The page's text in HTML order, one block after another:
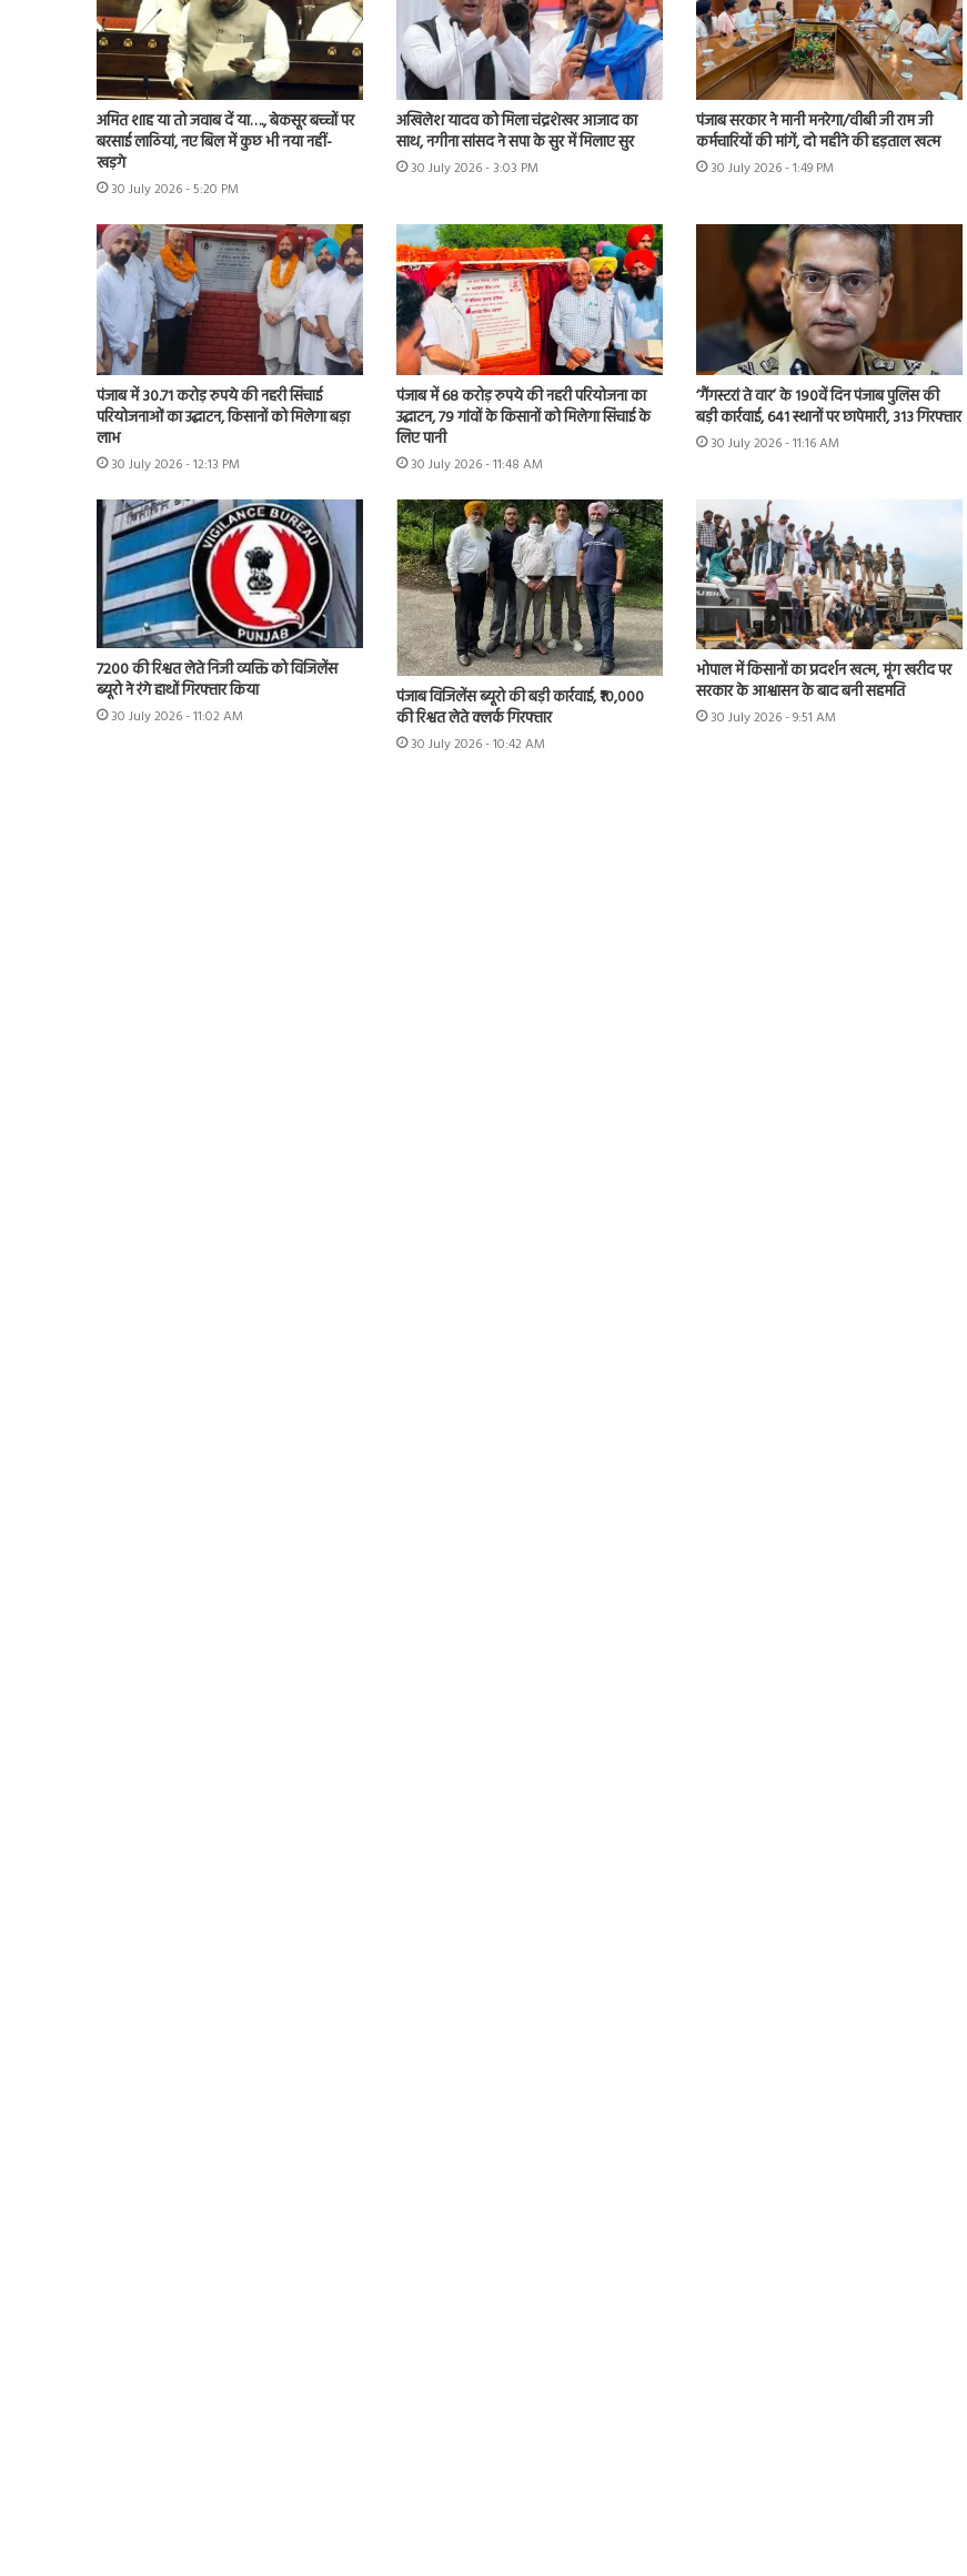
अमित शाह या तो जवाब दें या…., बेकसूर बच्चों पर
बरसाई लाठियां, नए बिल में कुछ भी नया नहीं-
खड़गे
30 July 2026 - 5:20 PM
अखिलेश यादव को मिला चंद्रशेखर आजाद का
साथ, नगीना सांसद ने सपा के सुर में मिलाए सुर
30 July 2026 - 3:03 PM
पंजाब सरकार ने मानी मनरेगा/वीबी जी राम जी
कर्मचारियों की मांगें, दो महीने की हड़ताल खत्म
30 July 2026 - 1:49 PM
पंजाब में 30.71 करोड़ रुपये की नहरी सिंचाई
परियोजनाओं का उद्घाटन, किसानों को मिलेगा बड़ा
लाभ
30 July 2026 - 12:13 PM
पंजाब में 68 करोड़ रुपये की नहरी परियोजना का
उद्घाटन, 79 गांवों के किसानों को मिलेगा सिंचाई के
लिए पानी
30 July 2026 - 11:48 AM
‘गैंगस्टरां ते वार’ के 190वें दिन पंजाब पुलिस की
बड़ी कार्रवाई, 641 स्थानों पर छापेमारी, 313 गिरफ्तार
30 July 2026 - 11:16 AM
7200 की रिश्वत लेते निजी व्यक्ति को विजिलेंस
ब्यूरो ने रंगे हाथों गिरफ्तार किया
30 July 2026 - 11:02 AM
पंजाब विजिलेंस ब्यूरो की बड़ी कार्रवाई, ₹10,000
की रिश्वत लेते क्लर्क गिरफ्तार
30 July 2026 - 10:42 AM
भोपाल में किसानों का प्रदर्शन खत्म, मूंग खरीद पर
सरकार के आश्वासन के बाद बनी सहमति
30 July 2026 - 9:51 AM